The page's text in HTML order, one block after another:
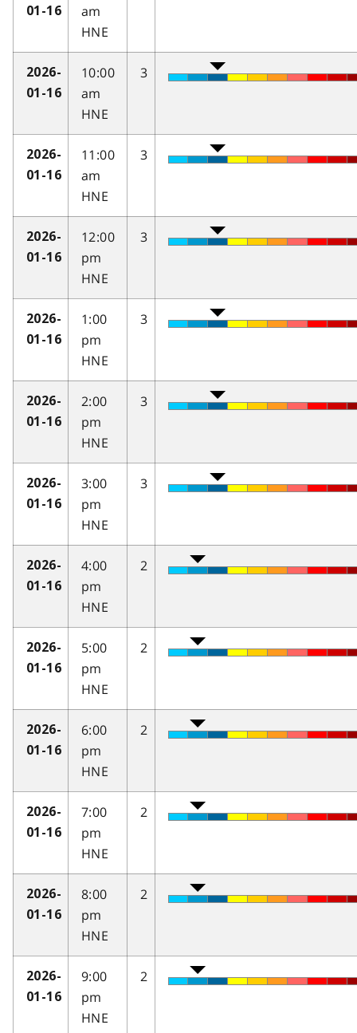
01-16
am
HNE
2026-
01-16
10:00
am
HNE
3
2026-
01-16
11:00
am
HNE
3
2026-
01-16
12:00
pm
HNE
3
2026-
01-16
1:00
pm
HNE
3
2026-
01-16
2:00
pm
HNE
3
2026-
01-16
3:00
pm
HNE
3
2026-
01-16
4:00
pm
HNE
2
2026-
01-16
5:00
pm
HNE
2
2026-
01-16
6:00
pm
HNE
2
2026-
01-16
7:00
pm
HNE
2
2026-
01-16
8:00
pm
HNE
2
2026-
01-16
9:00
pm
HNE
2